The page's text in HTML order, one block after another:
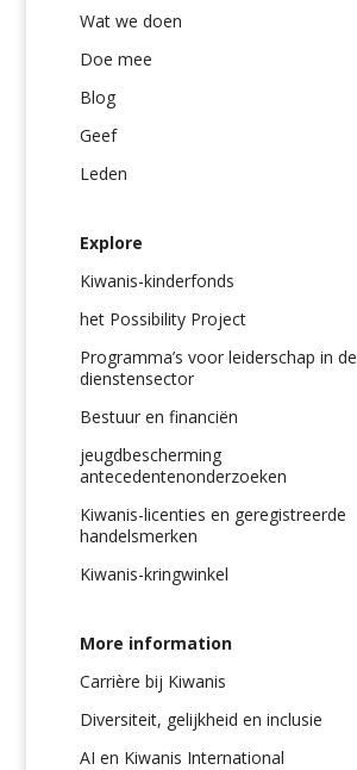
Wat we doen
Doe mee
Blog
Geef
Leden
Explore
Kiwanis-kinderfonds
het Possibility Project
Programma’s voor leiderschap in de
dienstensector
Bestuur en financiën
jeugdbescherming
antecedentenonderzoeken
Kiwanis-licenties en geregistreerde
handelsmerken
Kiwanis-kringwinkel
More information
Carrière bij Kiwanis
Diversiteit, gelijkheid en inclusie
AI en Kiwanis International